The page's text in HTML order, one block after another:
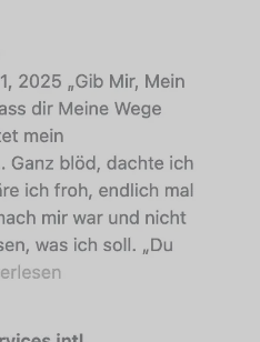
Norwegian
Portuguese
Swedish